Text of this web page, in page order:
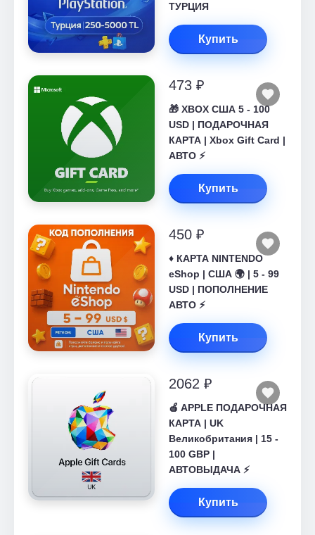
ТУРЦИЯ
Купить
473 ₽
🎁 XBOX США 5 - 100
USD | ПОДАРОЧНАЯ
КАРТА | Xbox Gift Card |
АВТО ⚡
Купить
450 ₽
♦️ КАРТА NINTENDO
eShop | США 🌍 | 5 - 99
USD | ПОПОЛНЕНИЕ
АВТО ⚡
Купить
2062 ₽
🍎 APPLE ПОДАРОЧНАЯ
КАРТА | UK
Великобритания | 15 -
100 GBP |
АВТОВЫДАЧА ⚡️
Купить